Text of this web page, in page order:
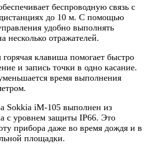
беспроводную связь с
до 10 м. С помощью
удобно выполнять
несколько отражателей.
клавиша помогает быстро
и запись точки в одно касание.
время выполнения
Sokkia iM-105 выполнен из
с уровнем защиты IP66. Это
прибора даже во время дождя и в
площадки.